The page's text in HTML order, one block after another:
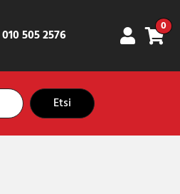
010 505 2576
0
Etsi